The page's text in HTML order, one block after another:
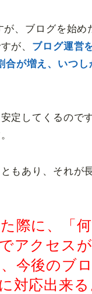
、ブログを始め
が、 ブログ運営
が増え、いつし
定してくるので
もあり、それが
際に、「
アクセスが
今後のブ
対応出来